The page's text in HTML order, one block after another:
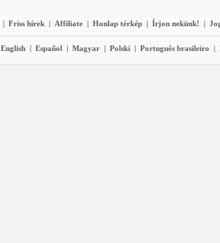
| Friss hírek | Affiliate | Honlap térkép | Írjon nekünk! |
English | Español | Magyar | Polski | Português brasileiro |